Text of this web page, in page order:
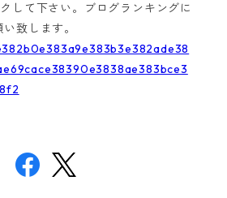
して下さい。ブログランキングに
致します。